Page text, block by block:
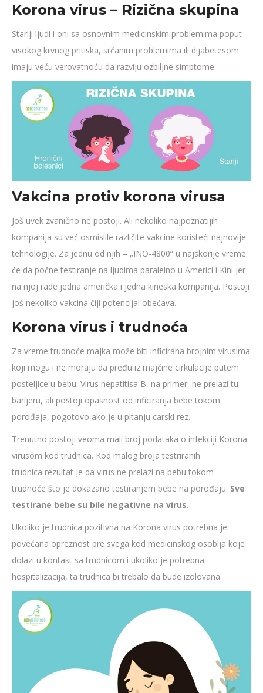
Korona virus – Rizična skupina
Stariji ljudi i oni sa osnovnim medicinskim problemima poput
visokog krvnog pritiska, srčanim problemima ili dijabetesom
imaju veću verovatnoću da razviju ozbiljne simptome.
Vakcina protiv korona virusa
Još uvek zvanično ne postoji. Ali nekoliko najpoznatijih
kompanija su već osmislile različite vakcine koristeći najnovije
tehnologije. Za jednu od njih – „INO-4800“ u najskorije vreme
će da počne testiranje na ljudima paralelno u Americi i Kini jer
na njoj rade jedna američka i jedna kineska kompanija. Postoji
još nekoliko vakcina čiji potencijal obećava.
Korona virus i trudnoća
Za vreme trudnoće majka može biti inficirana brojnim virusima
koji mogu i ne moraju da pređu iz majčine cirkulacije putem
posteljice u bebu. Virus hepatitisa B, na primer, ne prelazi tu
barijeru, ali postoji opasnost od inficiranja bebe tokom
porođaja, pogotovo ako je u pitanju carski rez.
Trenutno postoji veoma mali broj podataka o infekciji Korona
virusom kod trudnica. Kod malog broja testriranih
trudnica rezultat je da virus ne prelazi na bebu tokom
trudnoće što je dokazano testiranjem bebe na porođaju. Sve
testirane bebe su bile negativne na virus.
Ukoliko je trudnica pozitivna na Korona virus potrebna je
povećana opreznost pre svega kod medicinskog osoblja koje
dolazi u kontakt sa trudnicom i ukoliko je potrebna
hospitalizacija, ta trudnica bi trebalo da bude izolovana.